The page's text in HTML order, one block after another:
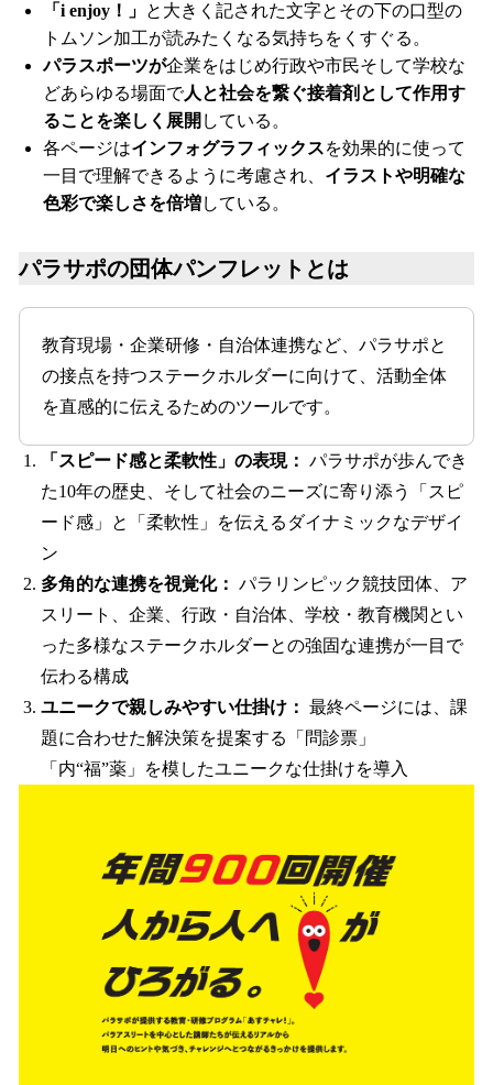
「i enjoy！」 と大きく記された文字とその下の口型の
トムソン加工が読みたくなる気持ちをくすぐる。
パラスポーツが企業をはじめ行政や市民そして学校な
どあらゆる場面で人と社会を繋ぐ接着剤として作用す
ることを楽しく展開 している。
各ページはインフォグラフィックスを効果的に使って
一目で理解できるように考慮され、 イラストや明確な
色彩で楽しさを倍増している。
パラサポの団体パンフレットとは
教育現場・企業研修・自治体連携など、パラサポと
の接点を持つステークホルダーに向けて、活動全体
を直感的に伝えるためのツールです。
「スピード感と柔軟性」の表現： パラサポが歩んでき
た10年の歴史、そして社会のニーズに寄り添う「スピ
ード感」と「柔軟性」を伝えるダイナミックなデザイ
ン
多角的な連携を視覚化： パラリンピック競技団体、ア
スリート、企業、行政・自治体、学校・教育機関とい
った多様なステークホルダーとの強固な連携が一目で
伝わる構成
ユニークで親しみやすい仕掛け： 最終ページには、課
題に合わせた解決策を提案する「問診票」
「内“福”薬」を模したユニークな仕掛けを導入